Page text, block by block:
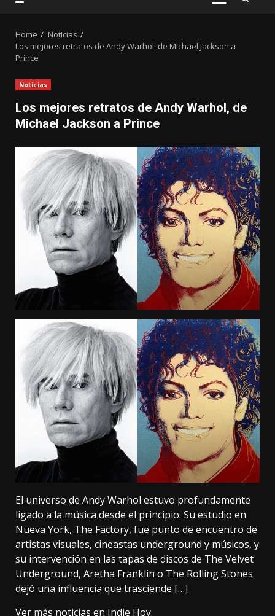
PRIMARY
Home
Noticias
Los mejores retratos de Andy Warhol, de Michael Jackson a
Prince
Noticias
Los mejores retratos de Andy Warhol, de
Michael Jackson a Prince
El universo de Andy Warhol estuvo profundamente
ligado a la música desde el principio. Su estudio en
Nueva York, The Factory, fue punto de encuentro de
artistas visuales, cineastas underground y músicos, y
su intervención en las tapas de discos de The Velvet
Underground, Aretha Franklin o The Rolling Stones
dejó una influencia que trasciende […]
Ver más noticias en Indie Hoy.